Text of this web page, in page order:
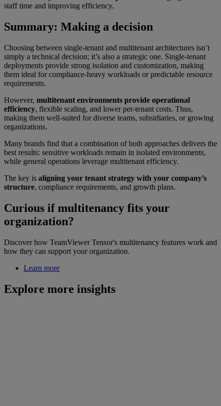
staff time and improving efficiency.
Summary: Making a decision
Choosing between single-tenant and multitenant architectures isn’t
simply a technical decision; it’s also a strategic one. Single-tenant
deployments provide strong isolation and customization, making
them ideal for compliance-heavy workloads or predictable resource
requirements.
However, multitenant environments provide operational
efficiency, flexible scaling, and lower per-tenant costs. Thus,
making them well-suited for diverse teams, subsidiaries, or growing
organizations.
Many brands find that a combination of both approaches delivers the
best results: sensitive workloads remain in isolated environments,
while general operations leverage multitenant efficiency.
The key is aligning your tenant strategy with your company’s
structure, compliance requirements, and growth plans.
Curious if multitenancy fits your
organization?
Discover how TeamViewer Tensor's multitenancy features work and
how they can support your organization.
Learn more
Explore more insights